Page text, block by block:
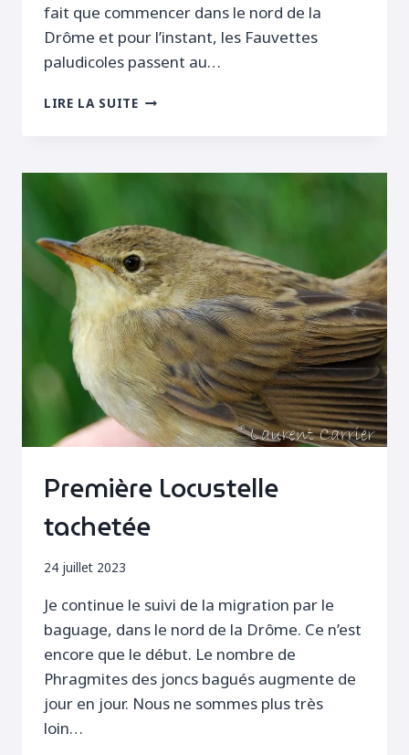
fait que commencer dans le nord de la
Drôme et pour l’instant, les Fauvettes
paludicoles passent au…
LIRE LA SUITEPREMIÈRE
Première Locustelle
tachetée
24 juillet 2023
Je continue le suivi de la migration par le
baguage, dans le nord de la Drôme. Ce n’est
encore que le début. Le nombre de
Phragmites des joncs bagués augmente de
jour en jour. Nous ne sommes plus très
loin…